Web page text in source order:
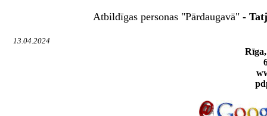
Atbildīgas personas "Pārdaugavā" -
13.04.2024